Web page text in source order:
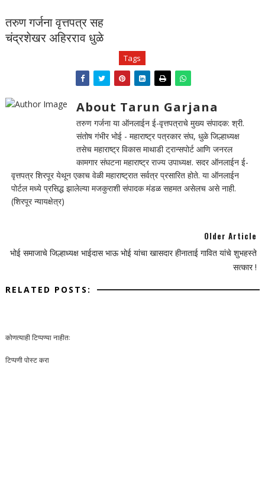
तरुण गर्जना वृत्तपत्र सह
चंद्रशेखर अहिरराव धुळे
Tags
About Tarun Garjana
तरुण गर्जना या ऑनलाईन ई-वृत्तपत्राचे मुख्य संपादक: श्री.
संतोष गंभीर भोई - महाराष्ट्र पत्रकार संघ, धुळे जिल्हाध्यक्ष
तसेच महाराष्ट्र विकास माथाडी ट्रान्सपोर्ट आणि जनरल
कामगार संघटना महाराष्ट्र राज्य उपाध्यक्ष. सदर ऑनलाईन ई-
वृत्तपत्र शिरपूर येथून एकाच वेळी महाराष्ट्रात सर्वत्र प्रसारित होते. या ऑनलाईन
पोर्टल मध्ये प्रसिद्ध झालेल्या मजकुराशी संपादक मंडळ सहमत असेलच असे नाही.
(शिरपूर न्यायक्षेत्र)
Older Article
भोई समाजाचे जिल्हाध्यक्ष भाईदास भाऊ भोई यांचा खासदार हीनाताई गावित यांचे शुभहस्ते
सत्कार !
RELATED POSTS:
कोणत्याही टिप्पण्‍या नाहीत:
टिप्पणी पोस्ट करा